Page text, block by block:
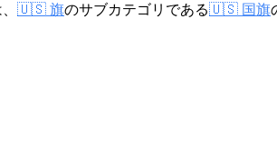
🇺🇸 旗のサブカテゴリである🇺🇸 国旗